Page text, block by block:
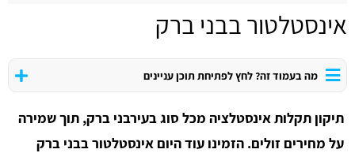
אינסטלטור בבני ברק
מה בעמוד זה? לחץ לפתיחת תוכן עניינים
תיקון תקלות אינסטלציה מכל סוג בעירבני ברק, תוך שמירה
על מחירים זולים. הזמינו עוד היום אינסטלטור בבני ברק